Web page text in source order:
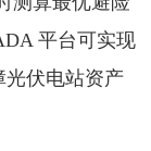
平台可实现
光伏电站资产